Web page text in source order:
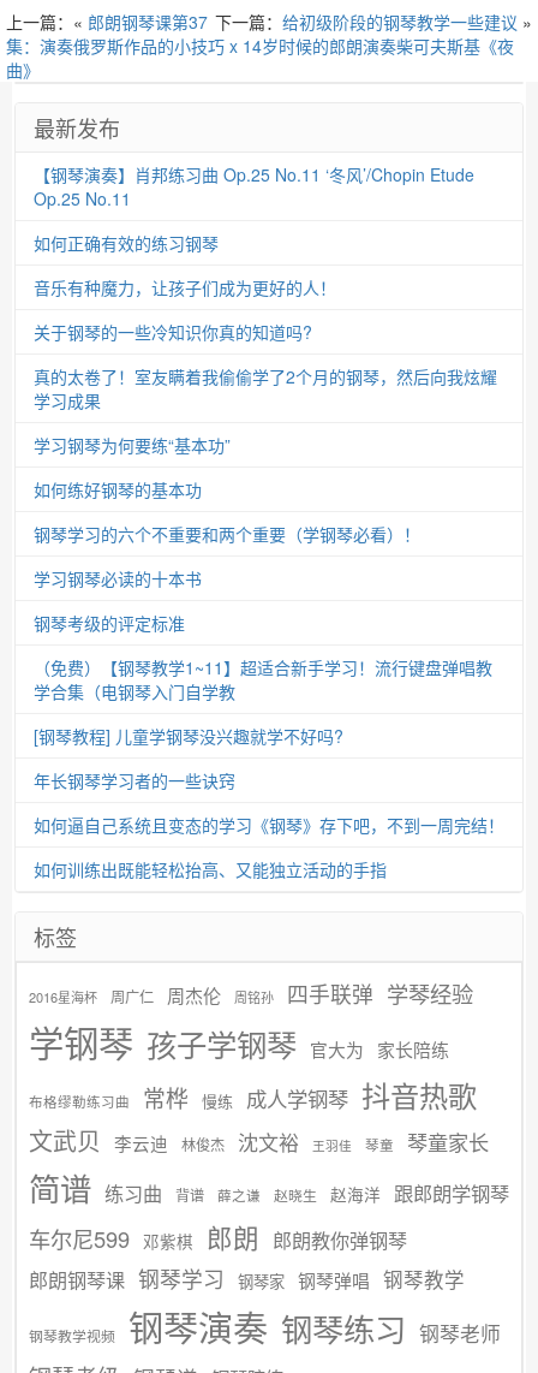
下一篇： 给初级阶段的钢琴教学一些建议 »
上一篇：« 郎朗钢琴课第37
集：演奏俄罗斯作品的小技巧 x 14岁时候的郎朗演奏柴可夫斯基《夜
曲》
最新发布
【钢琴演奏】肖邦练习曲 Op.25 No.11 ‘冬风’/Chopin Etude
Op.25 No.11
如何正确有效的练习钢琴
音乐有种魔力，让孩子们成为更好的人！
关于钢琴的一些冷知识你真的知道吗?
真的太卷了！室友瞒着我偷偷学了2个月的钢琴，然后向我炫耀
学习成果
学习钢琴为何要练“基本功”
如何练好钢琴的基本功
钢琴学习的六个不重要和两个重要（学钢琴必看）！
学习钢琴必读的十本书
钢琴考级的评定标准
（免费）【钢琴教学1~11】超适合新手学习！流行键盘弹唱教
学合集（电钢琴入门自学教
[钢琴教程] 儿童学钢琴没兴趣就学不好吗?
年长钢琴学习者的一些诀窍
如何逼自己系统且变态的学习《钢琴》存下吧，不到一周完结！
如何训练出既能轻松抬高、又能独立活动的手指
标签
2016星海杯 周广仁 周杰伦 周铭孙 四手联弹 学琴经验
学钢琴 孩子学钢琴 官大为 家长陪练
布格缪勒练习曲 常桦 慢练 成人学钢琴 抖音热歌
文武贝 李云迪 林俊杰 沈文裕 王羽佳 琴童 琴童家长
简谱 练习曲 背谱 薛之谦 赵晓生 赵海洋 跟郎朗学钢琴
车尔尼599 邓紫棋 郎朗 郎朗教你弹钢琴
郎朗钢琴课 钢琴学习 钢琴家 钢琴弹唱 钢琴教学
钢琴教学视频 钢琴演奏 钢琴练习 钢琴老师